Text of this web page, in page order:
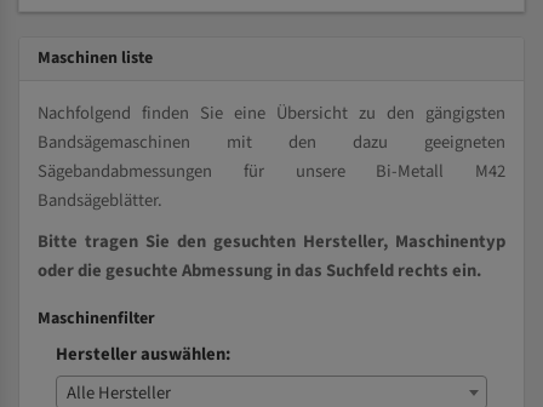
Maschinen liste
Nachfolgend finden Sie eine Übersicht zu den gängigsten
Bandsägemaschinen mit den dazu geeigneten
Sägebandabmessungen für unsere Bi-Metall M42
Bandsägeblätter.
Bitte tragen Sie den gesuchten Hersteller, Maschinentyp
oder die gesuchte Abmessung in das Suchfeld rechts ein.
Maschinenfilter
Hersteller auswählen:
Alle Hersteller